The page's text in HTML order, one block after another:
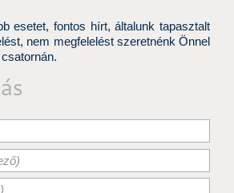
esetet, fontos hírt, általunk tapasztalt
nem megfelelést szeretnénk Önnel